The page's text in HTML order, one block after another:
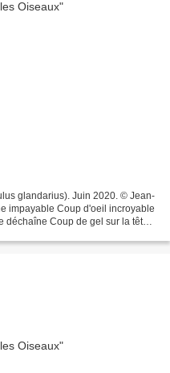
glandarius). Juin 2020. © Jean-
impayable Coup d'oeil incroyable
Coup de gel sur la tête